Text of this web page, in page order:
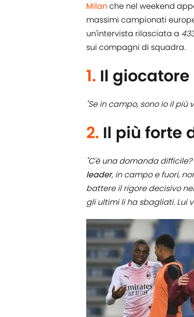
Milan che nel weekend
massimi campionati
un'intervista rilasciata a
sui compagni di squadra.
1. Il
"Se in campo, sono io il più
2. Il più forte
"C'è una domanda
leader, in campo e fuori,
battere il rigore decisivo
gli ultimi li ha sbagliati. Lui